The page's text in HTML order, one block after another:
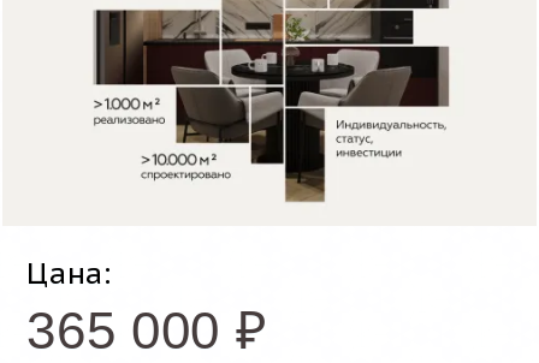
Цана:
365 000 ₽